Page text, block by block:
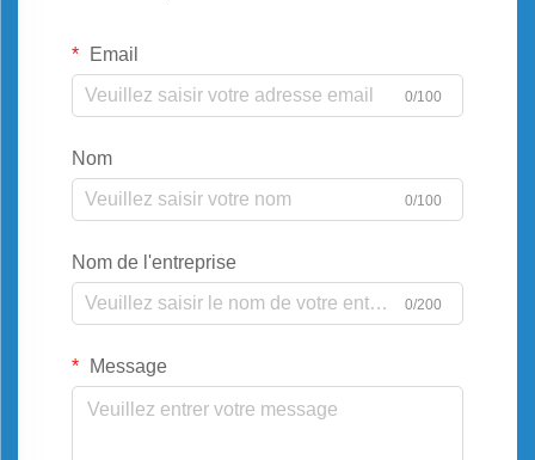
Email
0/100
Nom
0/100
Nom de l'entreprise
0/200
Message